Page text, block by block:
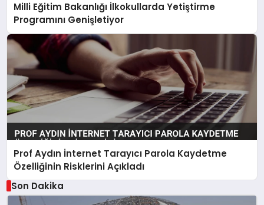
Milli Eğitim Bakanlığı İlkokullarda Yetiştirme
Programını Genişletiyor
Prof Aydın İnternet Tarayıcı Parola Kaydetme
Özelliğinin Risklerini Açıkladı
Son Dakika